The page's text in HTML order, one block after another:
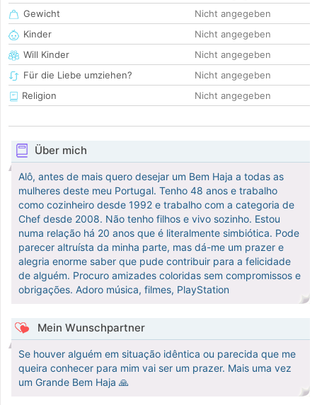
Gewicht
Nicht angegeben
Kinder
Nicht angegeben
Will Kinder
Nicht angegeben
Für die Liebe umziehen?
Nicht angegeben
Religion
Nicht angegeben
Über mich
Alô, antes de mais quero desejar um Bem Haja a todas as
mulheres deste meu Portugal. Tenho 48 anos e trabalho
como cozinheiro desde 1992 e trabalho com a categoria de
Chef desde 2008. Não tenho filhos e vivo sozinho. Estou
numa relação há 20 anos que é literalmente simbiótica. Pode
parecer altruísta da minha parte, mas dá-me um prazer e
alegria enorme saber que pude contribuir para a felicidade
de alguém. Procuro amizades coloridas sem compromissos e
obrigações. Adoro música, filmes, PlayStation
Mein Wunschpartner
Se houver alguém em situação idêntica ou parecida que me
queira conhecer para mim vai ser um prazer. Mais uma vez
um Grande Bem Haja 🙏